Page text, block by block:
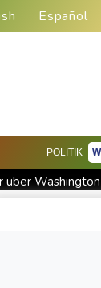
Español
POLITIK
über
Spitze stellt